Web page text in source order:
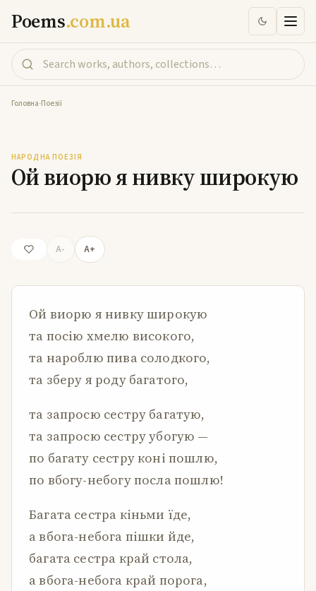
Poems.com.ua
Головна-Поезії
НАРОДНА ПОЕЗІЯ
Ой виорю я нивку широкую
A- A+
Ой виорю я нивку широкую
та посію хмелю високого,
та нароблю пива солодкого,
та зберу я роду багатого,
та запросю сестру багатую,
та запросю сестру убогую —
по багату сестру коні пошлю,
по вбогу-небогу посла пошлю!
Багата сестра кіньми їде,
а вбога-небога пішки йде,
багата сестра край стола,
а вбога-небога край порога,